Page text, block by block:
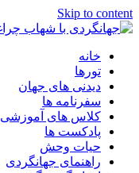
Skip to content
خانه
تورها
دیدنی های جهان
سفرنامه ها
کلاس های آموزشی
پادکست ها
حیات وحش
راهنمای جهانگردی